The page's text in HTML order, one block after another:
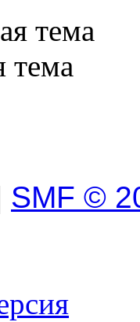
тема
тема
SMF ©